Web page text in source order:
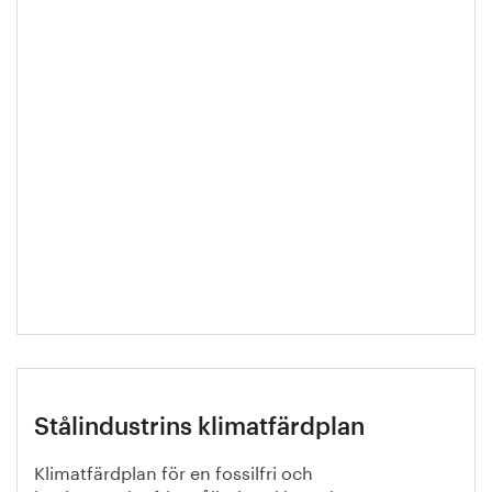
Stålindustrins klimatfärdplan
Klimatfärdplan för en fossilfri och